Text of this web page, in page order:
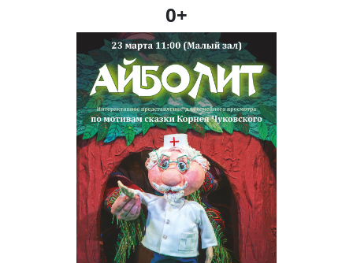
Наука
О Доме учёных
Виртуальный тур
Контакты
Вакансии
0+